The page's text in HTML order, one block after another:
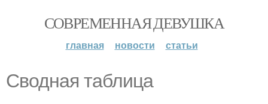
СОВРЕМЕННАЯ ДЕВУШКА
главная новости статьи
Сводная таблица